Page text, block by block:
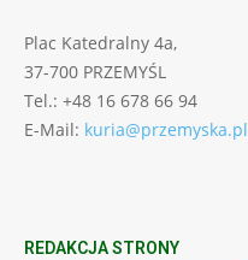
Plac Katedralny 4a,
37-700 PRZEMYŚL
Tel.: +48 16 678 66 94
E-Mail: kuria@przemyska.pl
REDAKCJA STRONY